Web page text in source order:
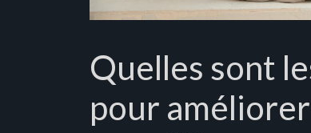
Quelles sont
pour